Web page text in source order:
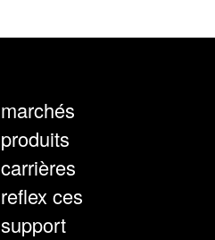
marchés
produits
carrières
reflex ces
support